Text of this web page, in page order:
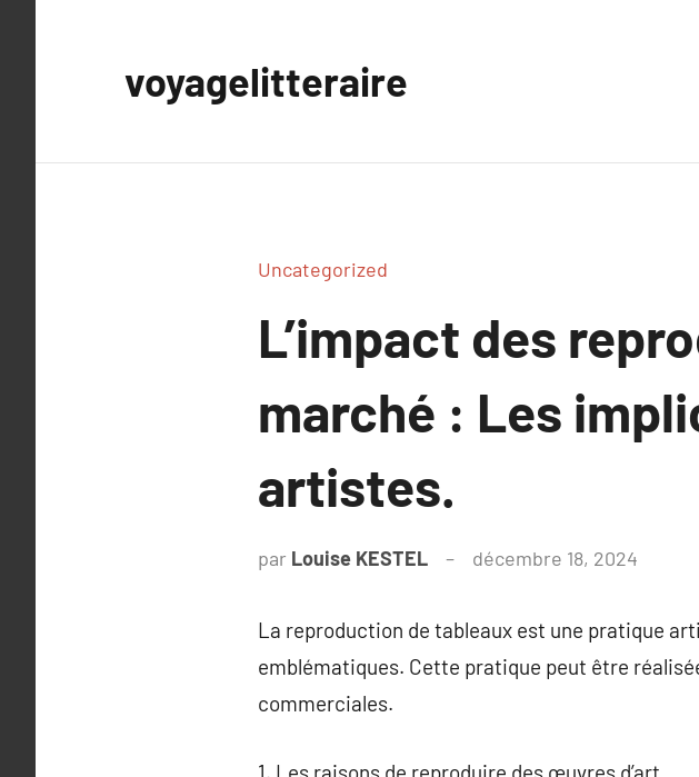
voyagelitteraire
Uncategorized
L’impact des
marché : Les
artistes.
par Louise KESTEL décembre 18, 2024
La reproduction de tableaux est une pratique
emblématiques. Cette pratique peut être
commerciales.
1. Les raisons de reproduire des œuvres d’art